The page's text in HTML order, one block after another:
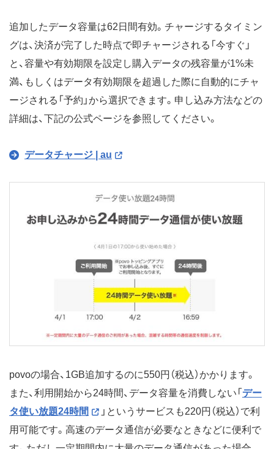
追加したデータ容量は62日間有効。チャージするタイミン
グは、決済が完了した時点で即チャージされる「今すぐ」
と、容量や有効期限を設定し購入データの残容量が1%未
満、もしくはデータ有効期限を超過した際に自動的にチャ
ージされる「予約」から選択できます。申し込み方法などの
詳細は、下記の公式ページを参照してください。
データチャージ | au
povoの場合、1GB追加するのに550円（税込）かかります。
また、利用開始から24時間、データ容量を消費しない「 デー
タ使い放題24時間
」というサービスも220円（税込）で利
用可能です。高速のデータ通信が必要なときなどに便利で